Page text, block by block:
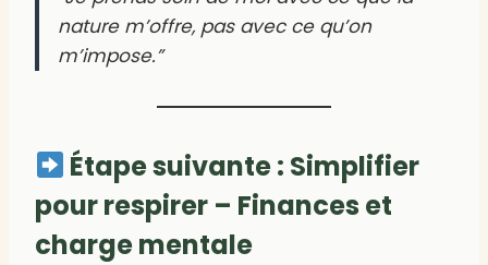
nature m’offre, pas avec ce qu’on
m’impose.”
Étape suivante : Simplifier
pour respirer – Finances et
charge mentale